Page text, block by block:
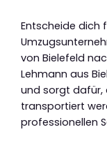
Entscheide dich
von Bielefeld
Lehmann aus
und sorgt dafür,
transportiert
professionellen